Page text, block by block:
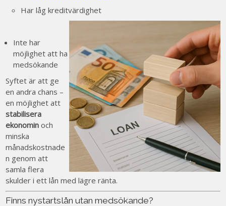
Har låg kreditvärdighet
Inte har
möjlighet att ha
medsökande
Syftet är att ge
en andra chans –
en möjlighet att
stabilisera
ekonomin och
minska
månadskostnade
n genom att
samla flera
skulder i ett lån med lägre ränta.
Finns nystartslån utan medsökande?